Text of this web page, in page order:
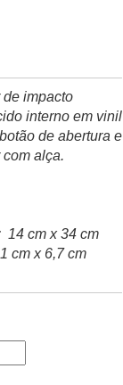
impacto
interno em vinil
de abertura e
alça.
14 cm x 34 cm
cm x 6,7 cm